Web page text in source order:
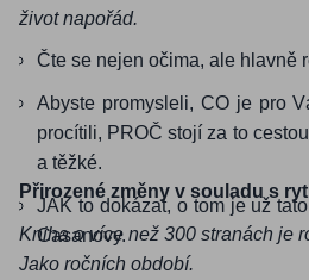
život napořád.
Čte se nejen očima, ale hlavně
Abyste promysleli, CO je pro
procítili, PROČ stojí za to
a těžké.
JAK to dokázat, o tom je už
Casanovy.
Přirozené změny v souladu s
Kniha o více než 300 stranách je
Jako ročních období.